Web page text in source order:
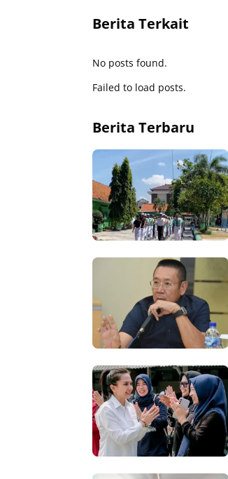
Berita Terkait
No posts found.
Failed to load posts.
Berita Terbaru